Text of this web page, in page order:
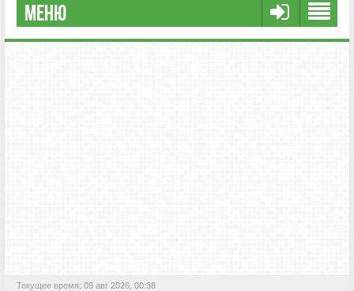
МЕНЮ
РЕГИСТРАЦИЯ
Текущее время: 09 авг 2026, 00:38